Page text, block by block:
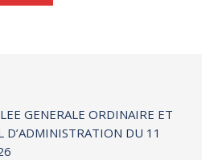
GENERALE ORDINAIRE ET
D’ADMINISTRATION DU 11